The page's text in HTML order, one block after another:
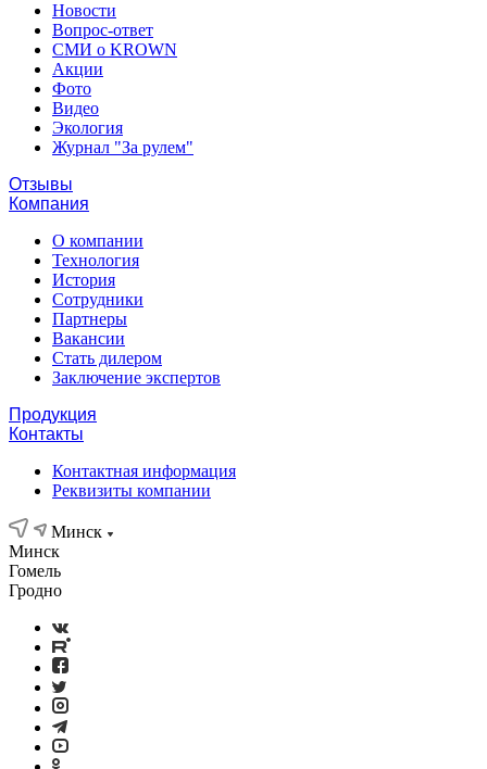
Новости
Вопрос-ответ
СМИ о KROWN
Акции
Фото
Видео
Экология
Журнал "За рулем"
Отзывы
Компания
О компании
Технология
История
Сотрудники
Партнеры
Вакансии
Стать дилером
Заключение экспертов
Продукция
Контакты
Контактная информация
Реквизиты компании
Минск
Минск
Гомель
Гродно